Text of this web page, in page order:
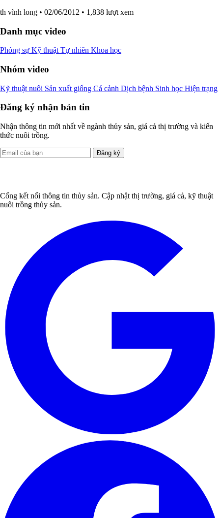
th vĩnh long • 02/06/2012 • 1,838 lượt xem
Danh mục video
Phóng sự Kỹ thuật Tự nhiên Khoa học
Nhóm video
Kỹ thuật nuôi Sản xuất giống Cá cảnh Dịch bệnh Sinh học Hiện trạng
Đăng ký nhận bản tin
Nhận thông tin mới nhất về ngành thủy sản, giá cả thị trường và kiến
thức nuôi trồng.
Đăng ký
Cổng kết nối thông tin thủy sản. Cập nhật thị trường, giá cả, kỹ thuật
nuôi trồng thủy sản.